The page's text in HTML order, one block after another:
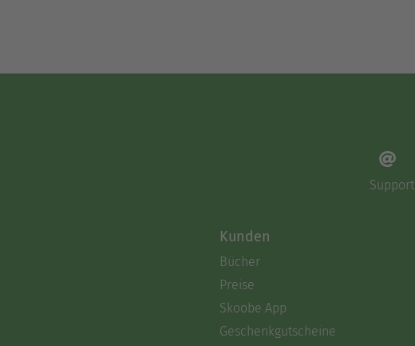
Support
Kunden
Bücher
Preise
Skoobe App
Geschenkgutscheine